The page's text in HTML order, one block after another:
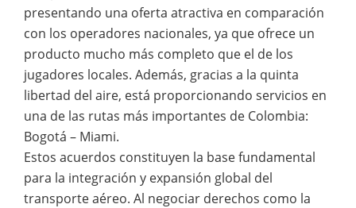
presentando una oferta atractiva en comparación
con los operadores nacionales, ya que ofrece un
producto mucho más completo que el de los
jugadores locales. Además, gracias a la quinta
libertad del aire, está proporcionando servicios en
una de las rutas más importantes de Colombia:
Bogotá – Miami.
Estos acuerdos constituyen la base fundamental
para la integración y expansión global del
transporte aéreo. Al negociar derechos como la